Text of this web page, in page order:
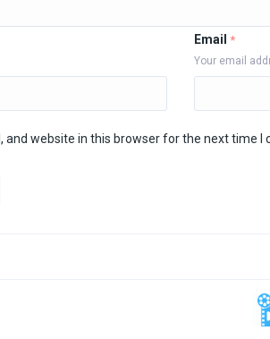
Email *
Your email
and website in this browser for the next time I